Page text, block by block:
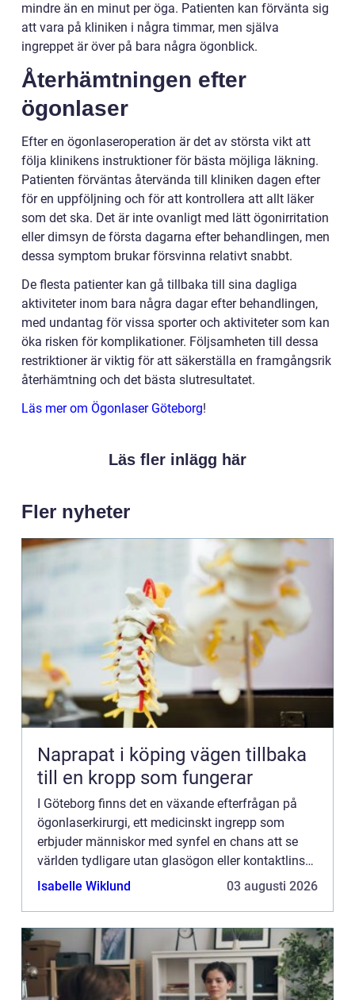
mindre än en minut per öga. Patienten kan förvänta sig
att vara på kliniken i några timmar, men själva
ingreppet är över på bara några ögonblick.
Återhämtningen efter
ögonlaser
Efter en ögonlaseroperation är det av största vikt att
följa klinikens instruktioner för bästa möjliga läkning.
Patienten förväntas återvända till kliniken dagen efter
för en uppföljning och för att kontrollera att allt läker
som det ska. Det är inte ovanligt med lätt ögonirritation
eller dimsyn de första dagarna efter behandlingen, men
dessa symptom brukar försvinna relativt snabbt.
De flesta patienter kan gå tillbaka till sina dagliga
aktiviteter inom bara några dagar efter behandlingen,
med undantag för vissa sporter och aktiviteter som kan
öka risken för komplikationer. Följsamheten till dessa
restriktioner är viktig för att säkerställa en framgångsrik
återhämtning och det bästa slutresultatet.
Läs mer om Ögonlaser Göteborg!
Läs fler inlägg här
Fler nyheter
Naprapat i köping vägen tillbaka
till en kropp som fungerar
I Göteborg finns det en växande efterfrågan på
ögonlaserkirurgi, ett medicinskt ingrepp som
erbjuder människor med synfel en chans att se
världen tydligare utan glasögon eller kontaktlinser.
Med modern teknik...
Isabelle Wiklund 03 augusti 2026